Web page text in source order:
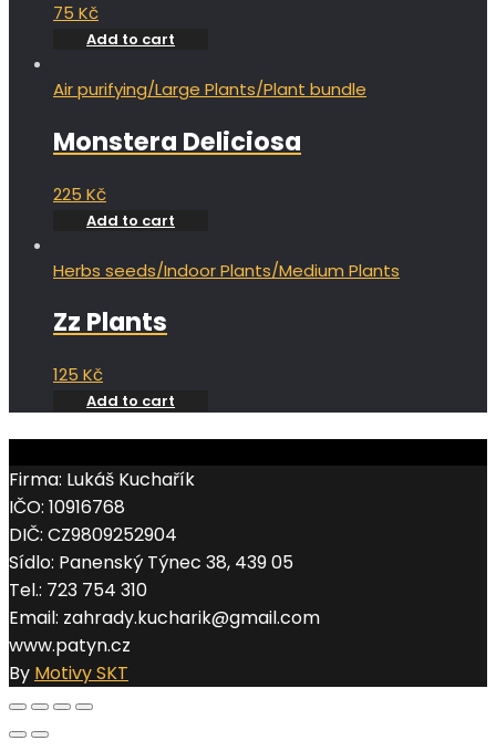
75 Kč
Add to cart
Air purifying/Large Plants/Plant bundle
Monstera Deliciosa
225 Kč
Add to cart
Herbs seeds/Indoor Plants/Medium Plants
Zz Plants
125 Kč
Add to cart
Firma: Lukáš Kuchařík
IČO: 10916768
DIČ: CZ9809252904
Sídlo: Panenský Týnec 38, 439 05
Tel.: 723 754 310
Email: zahrady.kucharik@gmail.com
www.patyn.cz
By Motivy SKT